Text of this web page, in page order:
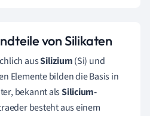
von Silikaten
ausSilizium(Si) und
Elemente bilden die Basis in
bekannt alsSilicium-
besteht aus einem